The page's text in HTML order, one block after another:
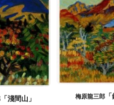
「淺間山」 梅原龍三郎